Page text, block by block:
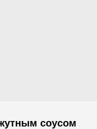
соусом